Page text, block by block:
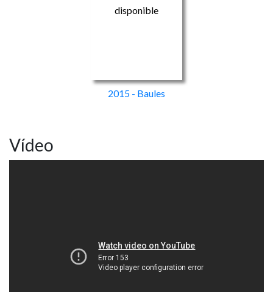
2015 - Baules
Vídeo